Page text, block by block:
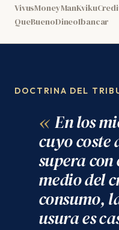
VivusMoneyManKviku
QueBuenoDineoIbancar
DOCTRINA DEL
En los
cuyo
supera con
medio del
consumo,
usura es